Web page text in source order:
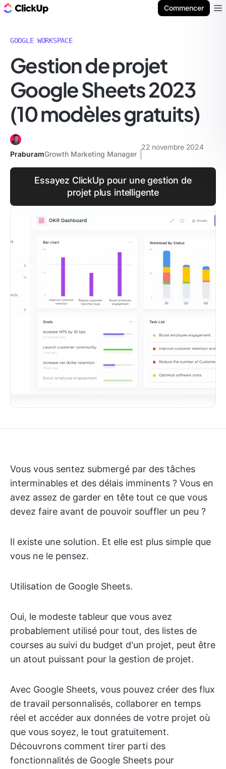
Commencer
GOOGLE WORKSPACE
Gestion de projet
Google Sheets 2023
(10 modèles gratuits)
PraburamGrowth Marketing Manager
22 novembre 2024
Essayez ClickUp pour une gestion de
projet plus intelligente
Vous vous sentez submergé par des tâches
interminables et des délais imminents ? Vous en
avez assez de garder en tête tout ce que vous
devez faire avant de pouvoir souffler un peu ?
Il existe une solution. Et elle est plus simple que
vous ne le pensez.
Utilisation de Google Sheets.
Oui, le modeste tableur que vous avez
probablement utilisé pour tout, des listes de
courses au suivi du budget d'un projet, peut être
un atout puissant pour la gestion de projet.
Avec Google Sheets, vous pouvez créer des flux
de travail personnalisés, collaborer en temps
réel et accéder aux données de votre projet où
que vous soyez, le tout gratuitement.
Découvrons comment tirer parti des
fonctionnalités de Google Sheets pour